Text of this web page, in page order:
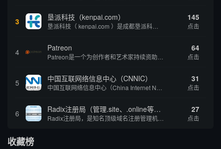
3 垦派科技（kenpai.com） 145
点击
4 Patreon 64
点击
5 中国互联网络信息中心（CNNIC） 31
点击
6 Radix注册局（管理.site、.online等顶级域名） 27
点击
收藏榜